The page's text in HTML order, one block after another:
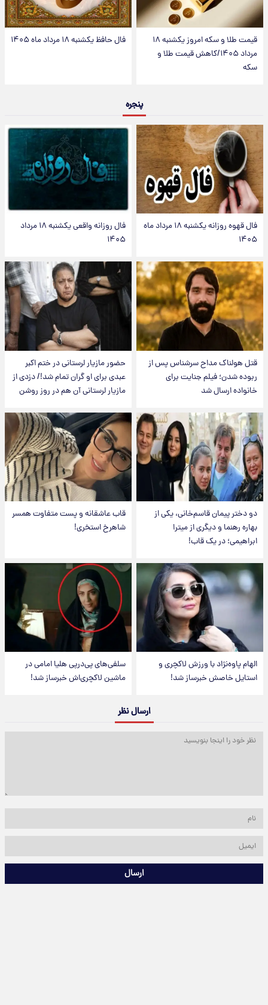
قیمت طلا و سکه امروز یکشنبه ۱۸
مرداد ۱۴۰۵/کاهش قیمت طلا و
سکه
فال حافظ یکشنبه ۱۸ مرداد ماه ۱۴۰۵
پنجره
فال قهوه روزانه یکشنبه ۱۸ مرداد ماه
۱۴۰۵
فال روزانه واقعی یکشنبه ۱۸ مرداد
۱۴۰۵
قتل هولناک مداح سرشناس پس از
ربوده شدن؛ فیلم جنایت برای
خانواده ارسال شد
حضور مازیار لرستانی در ختم اکبر
عبدی برای او گران تمام شد!/ دزدی از
مازیار لرستانی آن هم در روز روشن
دو دختر پیمان قاسم‌خانی، یکی از
بهاره رهنما و دیگری از میترا
ابراهیمی؛ در یک قاب!
قاب عاشقانه و پست متفاوت همسر
شاهرخ استخری!
الهام پاوه‌نژاد با ورزش لاکچری و
استایل خاصش خبرساز شد!
سلفی‌های پی‌درپی هلیا امامی در
ماشین لاکچری‌اش خبرساز شد!
ارسال نظر
ارسال